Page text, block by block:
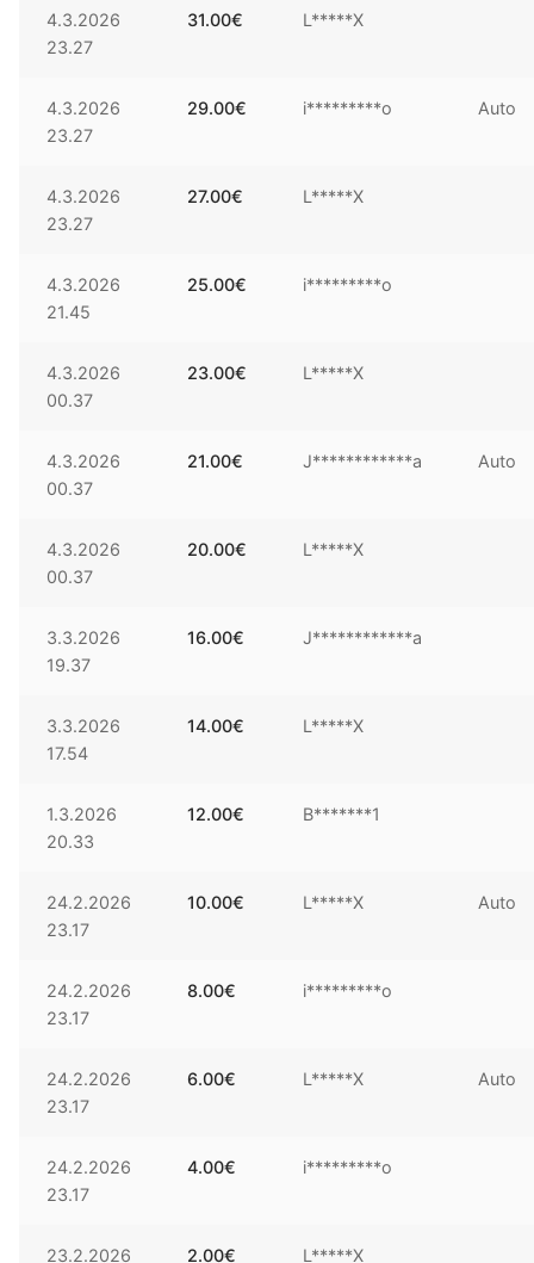
4.3.2026
23.27
31.00€ L*****X
4.3.2026
23.27
29.00€ i*********o Auto
4.3.2026
23.27
27.00€ L*****X
4.3.2026
21.45
25.00€ i*********o
4.3.2026
00.37
23.00€ L*****X
4.3.2026
00.37
21.00€ J************a Auto
4.3.2026
00.37
20.00€ L*****X
3.3.2026
19.37
16.00€ J************a
3.3.2026
17.54
14.00€ L*****X
1.3.2026
20.33
12.00€ B*******1
24.2.2026
23.17
10.00€ L*****X Auto
24.2.2026
23.17
8.00€ i*********o
24.2.2026
23.17
6.00€ L*****X Auto
24.2.2026
23.17
4.00€ i*********o
23.2.2026 2.00€ L*****X